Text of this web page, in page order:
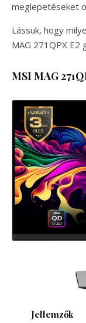
meglepetéseket
Lássuk, hogy
MAG 271QPX E2
MSI MAG
Jellemzők